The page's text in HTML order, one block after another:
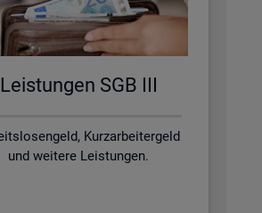
Leis­tun­gen SGB III
Kurzarbeitergeld
und weitere Leistungen.